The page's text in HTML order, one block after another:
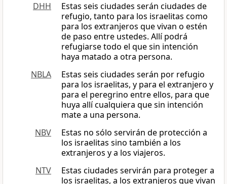
DHH
Estas seis ciudades serán ciudades de
refugio, tanto para los israelitas como
para los extranjeros que vivan o estén
de paso entre ustedes. Allí podrá
refugiarse todo el que sin intención
haya matado a otra persona.
NBLA
Estas seis ciudades serán por refugio
para los israelitas, y para el extranjero y
para el peregrino entre ellos, para que
huya allí cualquiera que sin intención
mate a una persona.
NBV
Estas no sólo servirán de protección a
los israelitas sino también a los
extranjeros y a los viajeros.
NTV
Estas ciudades servirán para proteger a
los israelitas, a los extranjeros que vivan